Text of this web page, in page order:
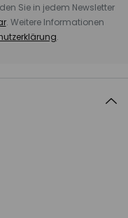
Sie in jedem Newsletter
. Weitere Informationen
.